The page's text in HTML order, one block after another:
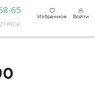
65
МСК
Избранное Войти